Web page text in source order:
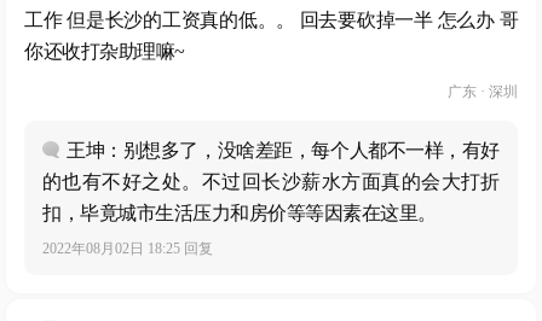
工作 但是长沙的工资真的低。。 回去要砍掉一半 怎么办 哥
你还收打杂助理嘛~
广东 · 深圳
王坤：别想多了，没啥差距，每个人都不一样，有好
的也有不好之处。不过回长沙薪水方面真的会大打折
扣，毕竟城市生活压力和房价等等因素在这里。
2022年08月02日 18:25 回复